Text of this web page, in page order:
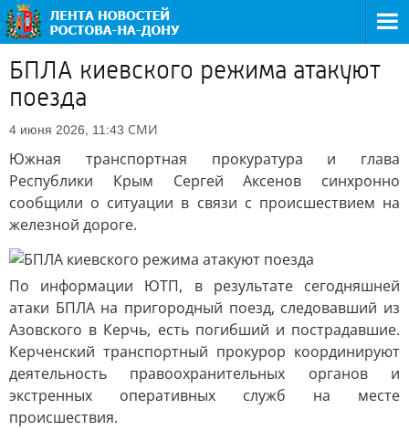
БПЛА киевского режима атакуют
поезда
4 июня 2026, 11:43 СМИ
Южная транспортная прокуратура и глава
Республики Крым Сергей Аксенов синхронно
сообщили о ситуации в связи с происшествием на
железной дороге.
По информации ЮТП, в результате сегодняшней
атаки БПЛА на пригородный поезд, следовавший из
Азовского в Керчь, есть погибший и пострадавшие.
Керченский транспортный прокурор координируют
деятельность правоохранительных органов и
экстренных оперативных служб на месте
происшествия.